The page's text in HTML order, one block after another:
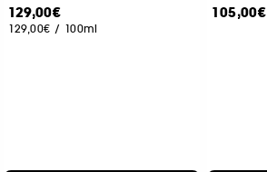
129,00€
129,00€ / 100ml
105,00€